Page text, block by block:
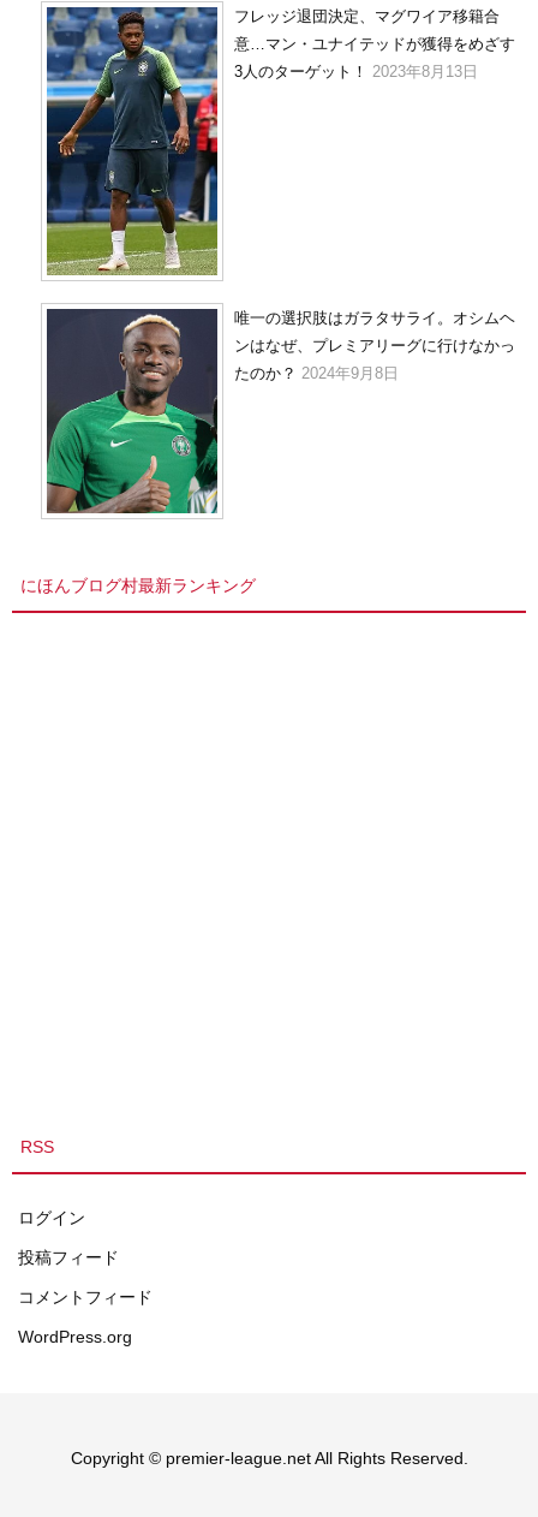
フレッジ退団決定、マグワイア移籍合
意…マン・ユナイテッドが獲得をめざす
3人のターゲット！
2023年8月13日
唯一の選択肢はガラタサライ。オシムヘ
ンはなぜ、プレミアリーグに行けなかっ
たのか？ 2024年9月8日
にほんブログ村最新ランキング
RSS
ログイン
投稿フィード
コメントフィード
WordPress.org
Copyright © premier-league.net All Rights Reserved.